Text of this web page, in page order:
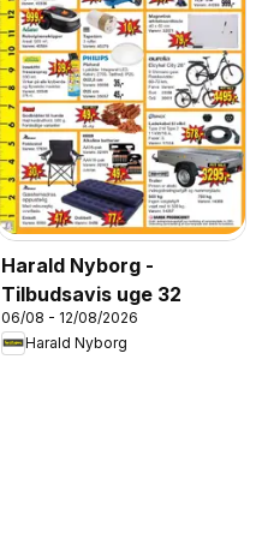
Harald Nyborg -
Tilbudsavis uge 32
06/08 - 12/08/2026
Harald Nyborg